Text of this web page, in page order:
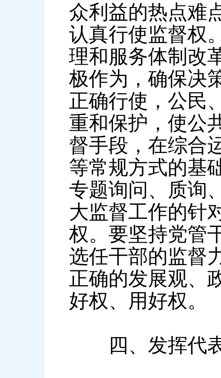
众利益的热点难
认真行使监督权
理和服务体制改
极作为，确保决
正确行使，公民
重和保护，使公
督手段，在综合
等常规方式的基
专题询问、质询
大监督工作的针
权。要坚持党管
选任干部的监督
正确的发展观、
好权、用好权。
四、发挥代表